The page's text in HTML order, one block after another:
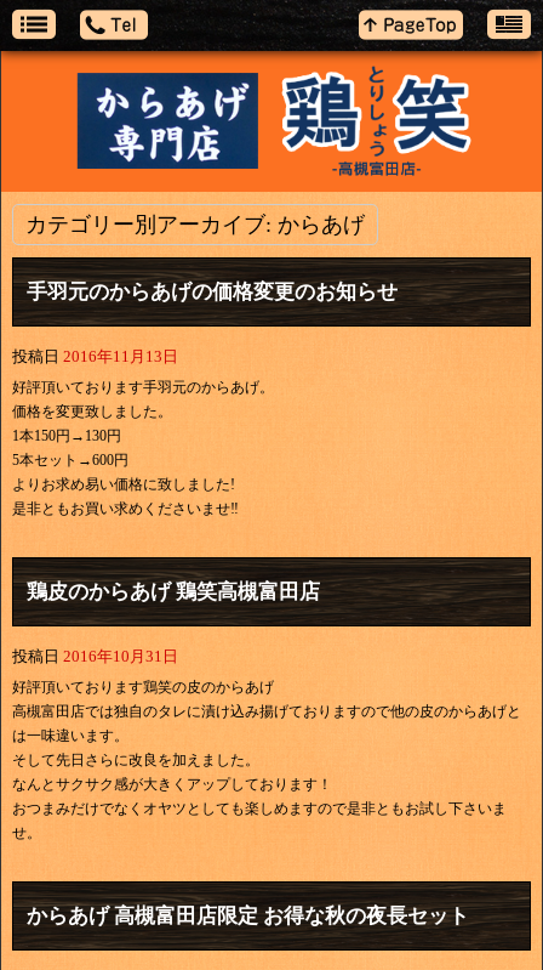
カテゴリー別アーカイブ: からあげ
手羽元のからあげの価格変更のお知らせ
投稿日 2016年11月13日
好評頂いております手羽元のからあげ。
価格を変更致しました。
1本150円→130円
5本セット→600円
よりお求め易い価格に致しました!
是非ともお買い求めくださいませ‼
鶏皮のからあげ 鶏笑高槻富田店
投稿日 2016年10月31日
好評頂いております鶏笑の皮のからあげ
高槻富田店では独自のタレに漬け込み揚げておりますので他の皮のからあげと
は一味違います。
そして先日さらに改良を加えました。
なんとサクサク感が大きくアップしております！
おつまみだけでなくオヤツとしても楽しめますので是非ともお試し下さいま
せ。
からあげ 高槻富田店限定 お得な秋の夜長セット